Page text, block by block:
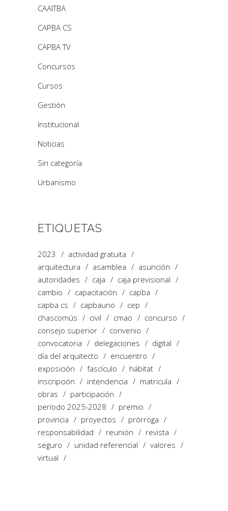
CAAITBA
CAPBA CS
CAPBA TV
Concursos
Cursos
Gestión
Institucional
Noticias
Sin categoría
Urbanismo
ETIQUETAS
2023
actividad gratuita
arquitectura
asamblea
asunción
autoridades
caja
caja previsional
cambio
capacitación
capba
capba cs
capbauno
cep
chascomús
civil cmao
concurso
consejo superior
convenio
convocatoria
delegaciones
digital
día del arquitecto
encuentro
exposición
fascículo
hábitat
inscripción
intendencia
matricula
obras
participación
período 2025-2028
premio
provincia
proyectos
prórroga
responsabilidad
reunión
revista
seguro
unidad referencial
valores
virtual